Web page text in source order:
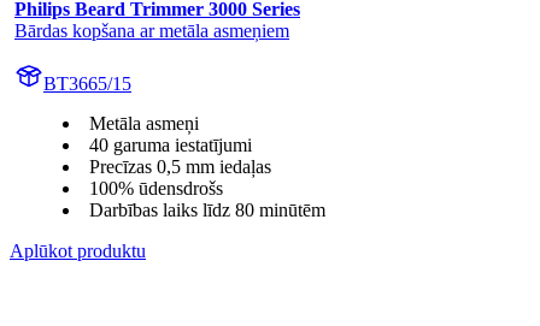
Philips Beard Trimmer 3000 Series
Bārdas kopšana ar metāla asmeņiem
BT3665/15
Metāla asmeņi
40 garuma iestatījumi
Precīzas 0,5 mm iedaļas
100% ūdensdrošs
Darbības laiks līdz 80 minūtēm
Aplūkot produktu